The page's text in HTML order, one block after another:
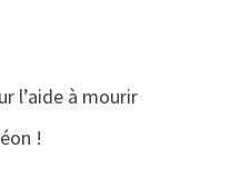
l’aide à mourir
!